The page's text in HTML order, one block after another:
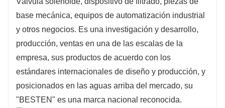
base mecánica, equipos de automatización industrial
y otros negocios. Es una investigación y desarrollo,
producción, ventas en una de las escalas de la
empresa, sus productos de acuerdo con los
estándares internacionales de diseño y producción, y
posicionados en las aguas arriba del mercado, su
"BESTEN" es una marca nacional reconocida.